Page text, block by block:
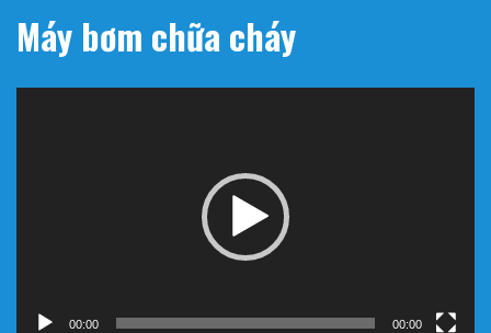
Máy bơm chữa cháy
00:00 00:00